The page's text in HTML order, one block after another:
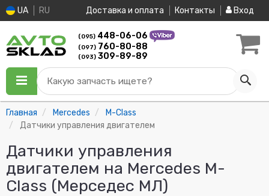
UA RU Доставка и оплата Контакты Вход
(095) 448-06-06
(097) 760-80-88
(093) 309-89-89
Какую запчасть ищете?
Главная Mercedes
M-Class
Датчики управления двигателем
Датчики управления
двигателем на Mercedes M-
Class (Мерседес МЛ)